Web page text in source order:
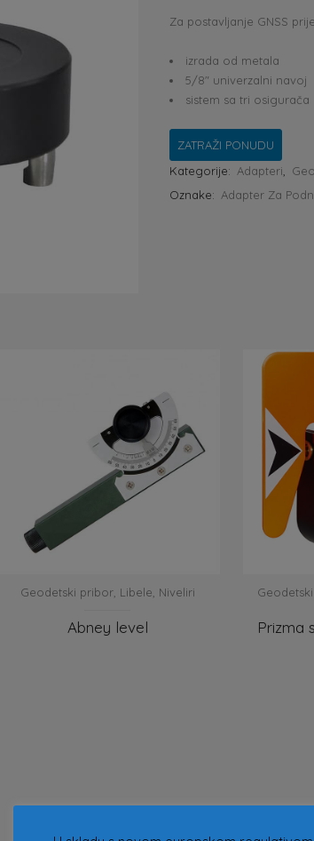
Za postavljanje GNSS
izrada od metala
5/8″ univerzalni navoj
sistem sa tri osigurača
ZATRAŽI PONUDU
Kategorije: Adapteri
Oznake: Adapter Za
Geodetski pribor, Libele Niveliri
Abney level
Prizma